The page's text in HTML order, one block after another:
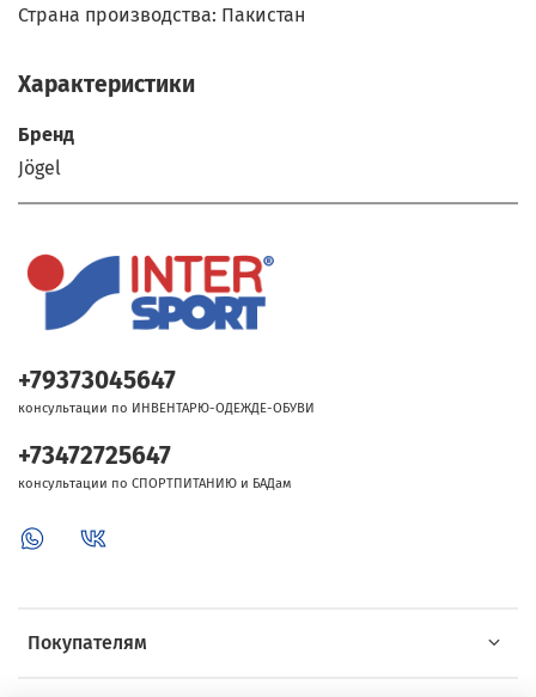
Страна производства: Пакистан
Характеристики
Бренд
Jögel
Покупателям
+79373045647
консультации по ИНВЕНТАРЮ-ОДЕЖДЕ-ОБУВИ
+73472725647
консультации по СПОРТПИТАНИЮ и БАДам